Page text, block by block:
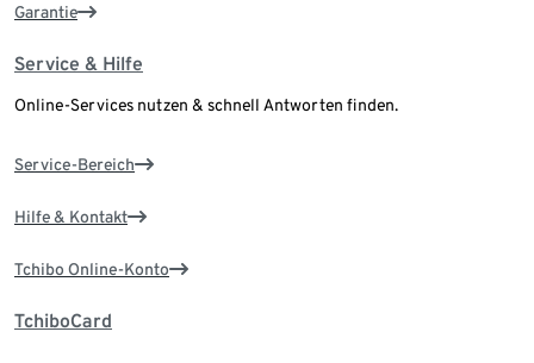
Garantie
Service & Hilfe
Online-Services nutzen & schnell Antworten finden.
Service-Bereich
Hilfe & Kontakt
Tchibo Online-Konto
TchiboCard